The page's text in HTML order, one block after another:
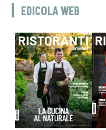
EDICOLA WEB